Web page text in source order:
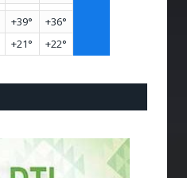
+39° +36°
+21° +22°